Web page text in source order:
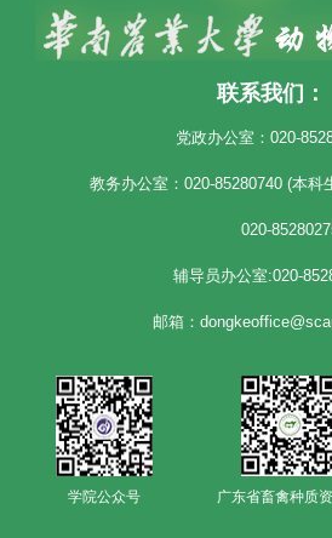
联系我们：
党政办公室：020-
教务办公室：020-85280740 (本科
020-85280275(
辅导员办公室:020-
邮箱：
学院公众号 广东省畜禽种质